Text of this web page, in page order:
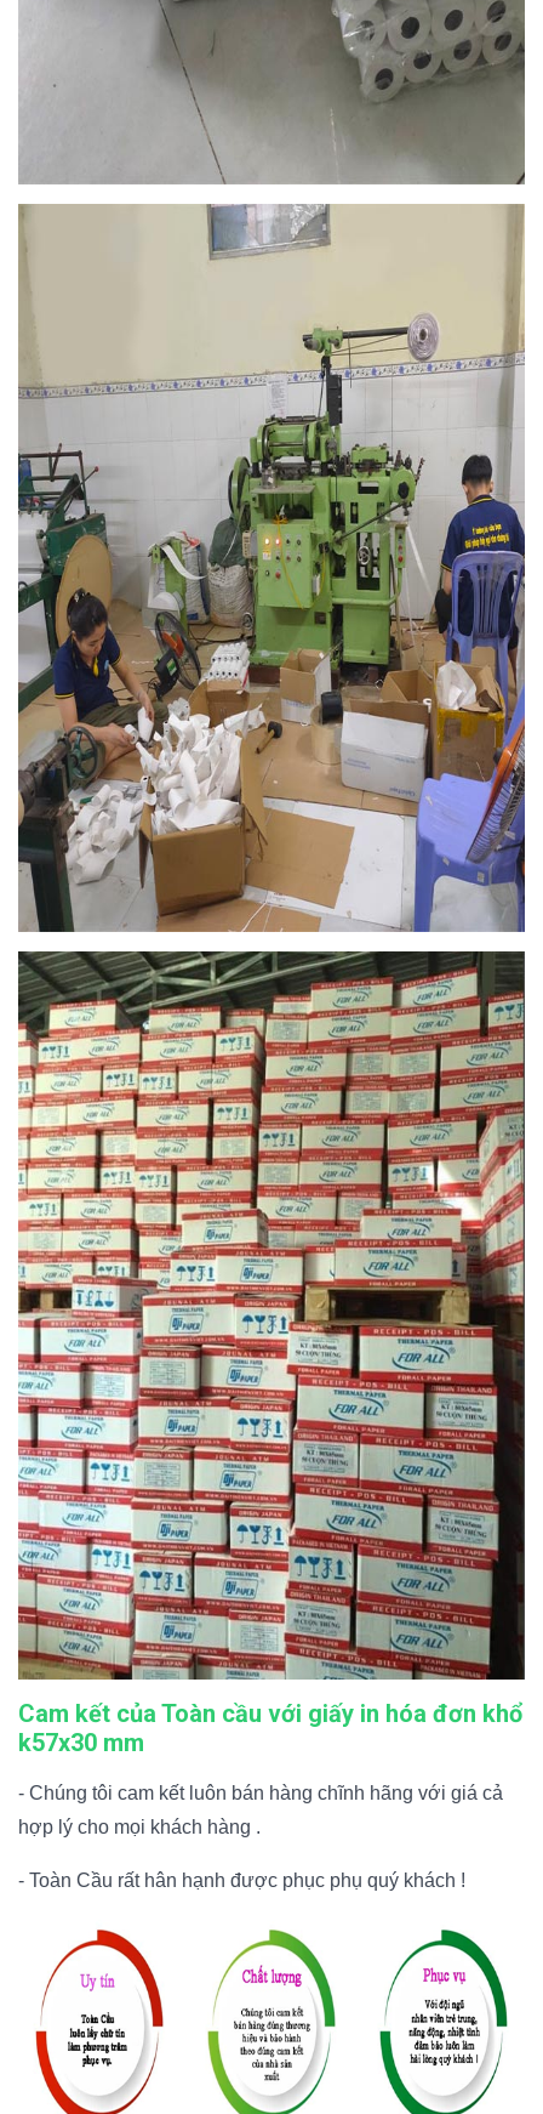
Cam kết của Toàn cầu với giấy in hóa đơn khổ
k57x30 mm
- Chúng tôi cam kết luôn bán hàng chĩnh hãng với giá cả
hợp lý cho mọi khách hàng .
- Toàn Cầu rất hân hạnh được phục phụ quý khách !